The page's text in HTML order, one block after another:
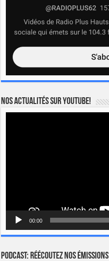
Nos actualités sur YOUTUBE!
00:00
Podcast: Réécoutez nos émissions